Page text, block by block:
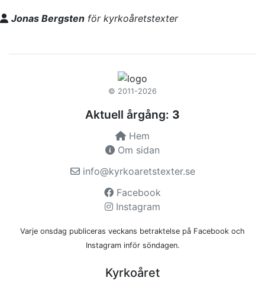
Jonas Bergsten för kyrkoåretstexter
© 2011-2026
Aktuell årgång: 3
Hem
Om sidan
info@kyrkoaretstexter.se
Facebook
Instagram
Varje onsdag publiceras veckans betraktelse på Facebook och
Instagram inför söndagen.
Kyrkoåret